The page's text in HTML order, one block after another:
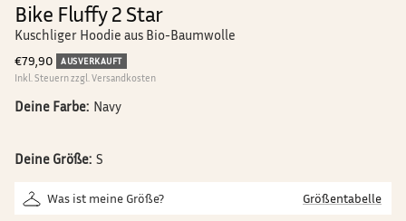
Bike Fluffy 2 Star
Kuschliger Hoodie aus Bio-Baumwolle
Angebotspreis
€79,90 AUSVERKAUFT
Inkl. Steuern zzgl. Versandkosten
Deine Farbe: Navy
Deine Größe: S
Was ist meine Größe? Größentabelle